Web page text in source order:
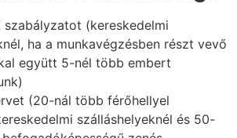
szabályzatot (kereskedelmi
ha a munkavégzésben részt vevő
együtt 5-nél több embert
(20-nál több férőhellyel
szálláshelyeknél és 50-